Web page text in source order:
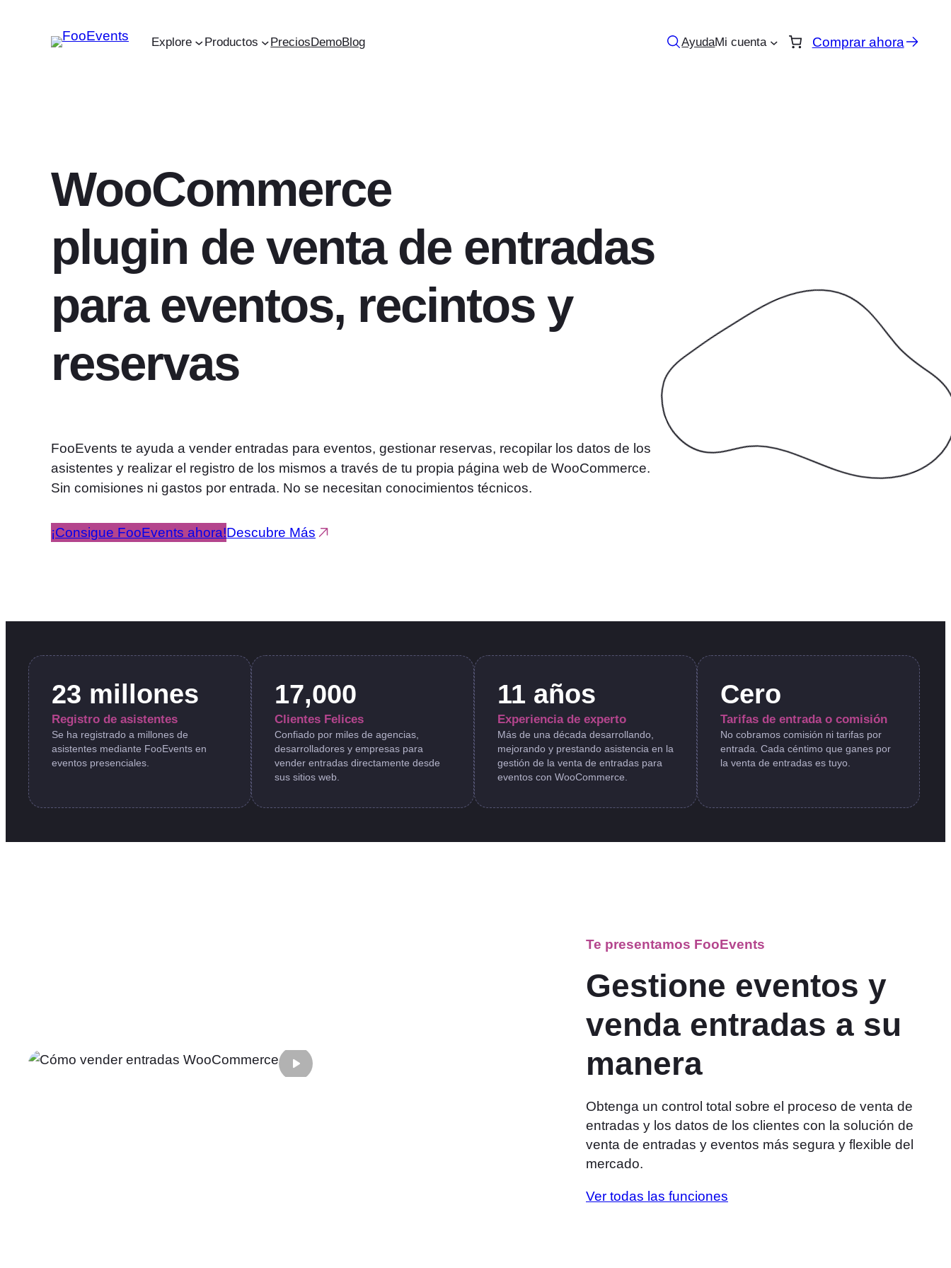
Explore Productos PreciosDemoBlog AyudaMi cuenta Comprar ahora
WooCommerce
plugin de venta de entradas
para eventos, recintos y
reservas
FooEvents te ayuda a vender entradas para eventos, gestionar reservas, recopilar los datos de los
asistentes y realizar el registro de los mismos a través de tu propia página web de WooCommerce.
Sin comisiones ni gastos por entrada. No se necesitan conocimientos técnicos.
¡Consigue FooEvents ahora!Descubre Más
23 millones
Registro de asistentes
Se ha registrado a millones de
asistentes mediante FooEvents en
eventos presenciales.
17,000
Clientes Felices
Confiado por miles de agencias,
desarrolladores y empresas para
vender entradas directamente desde
sus sitios web.
11 años
Experiencia de experto
Más de una década desarrollando,
mejorando y prestando asistencia en la
gestión de la venta de entradas para
eventos con WooCommerce.
Cero
Tarifas de entrada o comisión
No cobramos comisión ni tarifas por
entrada. Cada céntimo que ganes por
la venta de entradas es tuyo.
Te presentamos FooEvents
Gestione eventos y
venda entradas a su
manera
Obtenga un control total sobre el proceso de venta de
entradas y los datos de los clientes con la solución de
venta de entradas y eventos más segura y flexible del
mercado.
Ver todas las funciones